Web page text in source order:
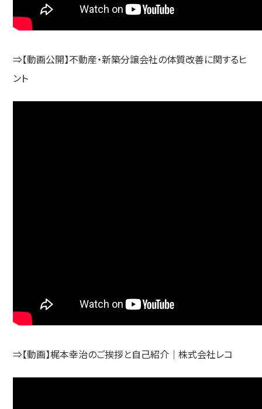
⇒【動画公開】不動産・新築分譲会社の体質改善に関するヒ
ント
⇒【動画】梶本幸治のご挨拶と自己紹介｜株式会社レコ